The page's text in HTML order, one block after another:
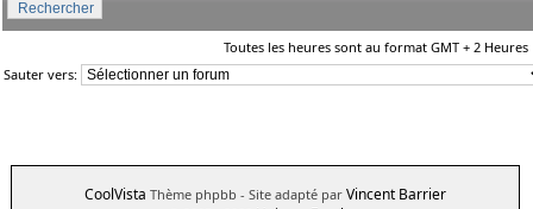
Toutes les heures sont au format GMT + 2 Heures
Sauter vers:
CoolVista Thème phpbb - Site adapté par Vincent Barrier